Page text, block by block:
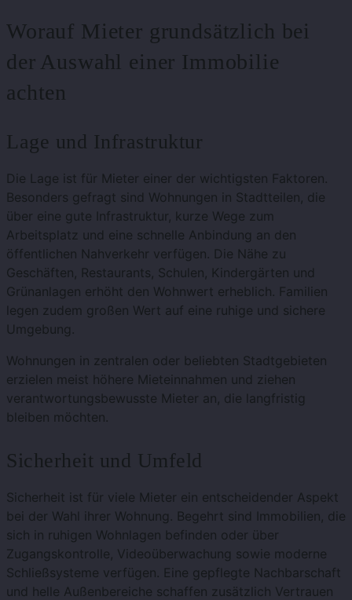
Worauf Mieter grundsätzlich bei
der Auswahl einer Immobilie
achten
Lage und Infrastruktur
Die Lage ist für Mieter einer der wichtigsten Faktoren.
Besonders gefragt sind Wohnungen in Stadtteilen, die
über eine gute Infrastruktur, kurze Wege zum
Arbeitsplatz und eine schnelle Anbindung an den
öffentlichen Nahverkehr verfügen. Die Nähe zu
Geschäften, Restaurants, Schulen, Kindergärten und
Grünanlagen erhöht den Wohnwert erheblich. Familien
legen zudem großen Wert auf eine ruhige und sichere
Umgebung.
Wohnungen in zentralen oder beliebten Stadtgebieten
erzielen meist höhere Mieteinnahmen und ziehen
verantwortungsbewusste Mieter an, die langfristig
bleiben möchten.
Sicherheit und Umfeld
Sicherheit ist für viele Mieter ein entscheidender Aspekt
bei der Wahl ihrer Wohnung. Begehrt sind Immobilien, die
sich in ruhigen Wohnlagen befinden oder über
Zugangskontrolle, Videoüberwachung sowie moderne
Schließsysteme verfügen. Eine gepflegte Nachbarschaft
und helle Außenbereiche schaffen zusätzlich Vertrauen